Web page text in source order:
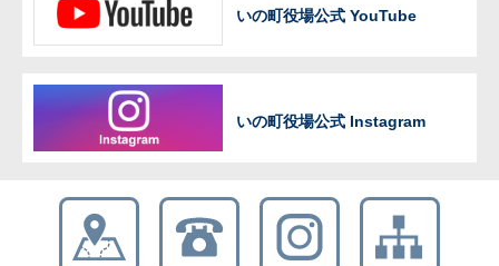
いの町役場公式 YouTube
いの町役場公式 Instagram